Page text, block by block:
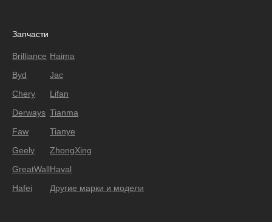
Запчасти
Brilliance
Byd
Chery
Derways
Faw
Geely
GreatWall
Hafei
Haima
Jac
Lifan
Tianma
Tianye
ZhongXing
Haval
Другие марки и модели